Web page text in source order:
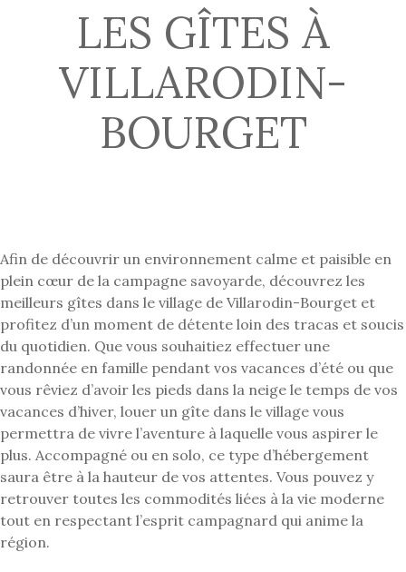
LES GÎTES À
VILLARODIN-
BOURGET
Afin de découvrir un environnement calme et paisible en
plein cœur de la campagne savoyarde, découvrez les
meilleurs gîtes dans le village de Villarodin-Bourget et
profitez d’un moment de détente loin des tracas et soucis
du quotidien. Que vous souhaitiez effectuer une
randonnée en famille pendant vos vacances d’été ou que
vous rêviez d’avoir les pieds dans la neige le temps de vos
vacances d’hiver, louer un gîte dans le village vous
permettra de vivre l’aventure à laquelle vous aspirer le
plus. Accompagné ou en solo, ce type d’hébergement
saura être à la hauteur de vos attentes. Vous pouvez y
retrouver toutes les commodités liées à la vie moderne
tout en respectant l’esprit campagnard qui anime la
région.